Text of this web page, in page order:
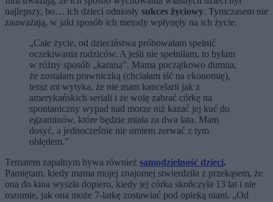
najlepszy, bo… ich dzieci odniosły sukces życiowy. Tymczasem nie
zauważają, w jaki sposób ich metody wpłynęły na ich życie.
„Całe życie, od dzieciństwa próbowałam spełnić
oczekiwania rodziców. A jeśli nie spełniłam, to byłam
w różny sposób „karana". Mama początkowo dumna,
że zostałam prawniczką (chciałam iść na ekonomię),
teraz mi wytyka, że nie mam kancelarii jak z
amerykańskich seriali i że wolę zabrać córkę na
spontaniczny wypad nad morze niż kazać jej kuć do
egzaminów, które będzie miała za dwa lata. Mam
dosyć, a jednocześnie nie umiem zerwać z tym
obłędem.”
Tematem zapalnym bywa również samodzielność dzieci.
Pamiętam, kiedy mama mojej znajomej stwierdziła z przekąsem, że
ona do kina wyszła dopiero, kiedy jej córka skończyła 13 lat i nie
rozumie, jak ona może 7-latkę zostawiać pod opieką niani. „Od